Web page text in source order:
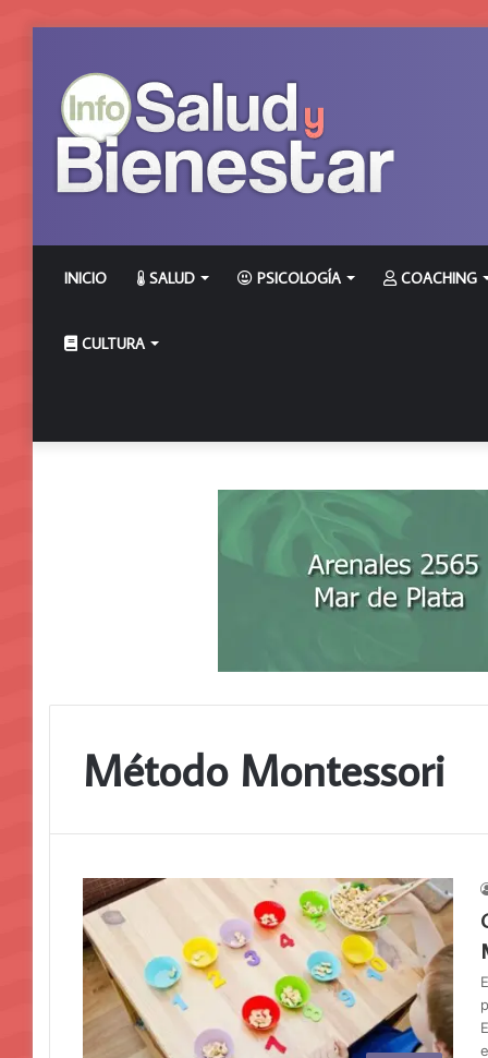
INICIO SALUD PSICOLOGÍA COACHING
CULTURA
Método Montessori